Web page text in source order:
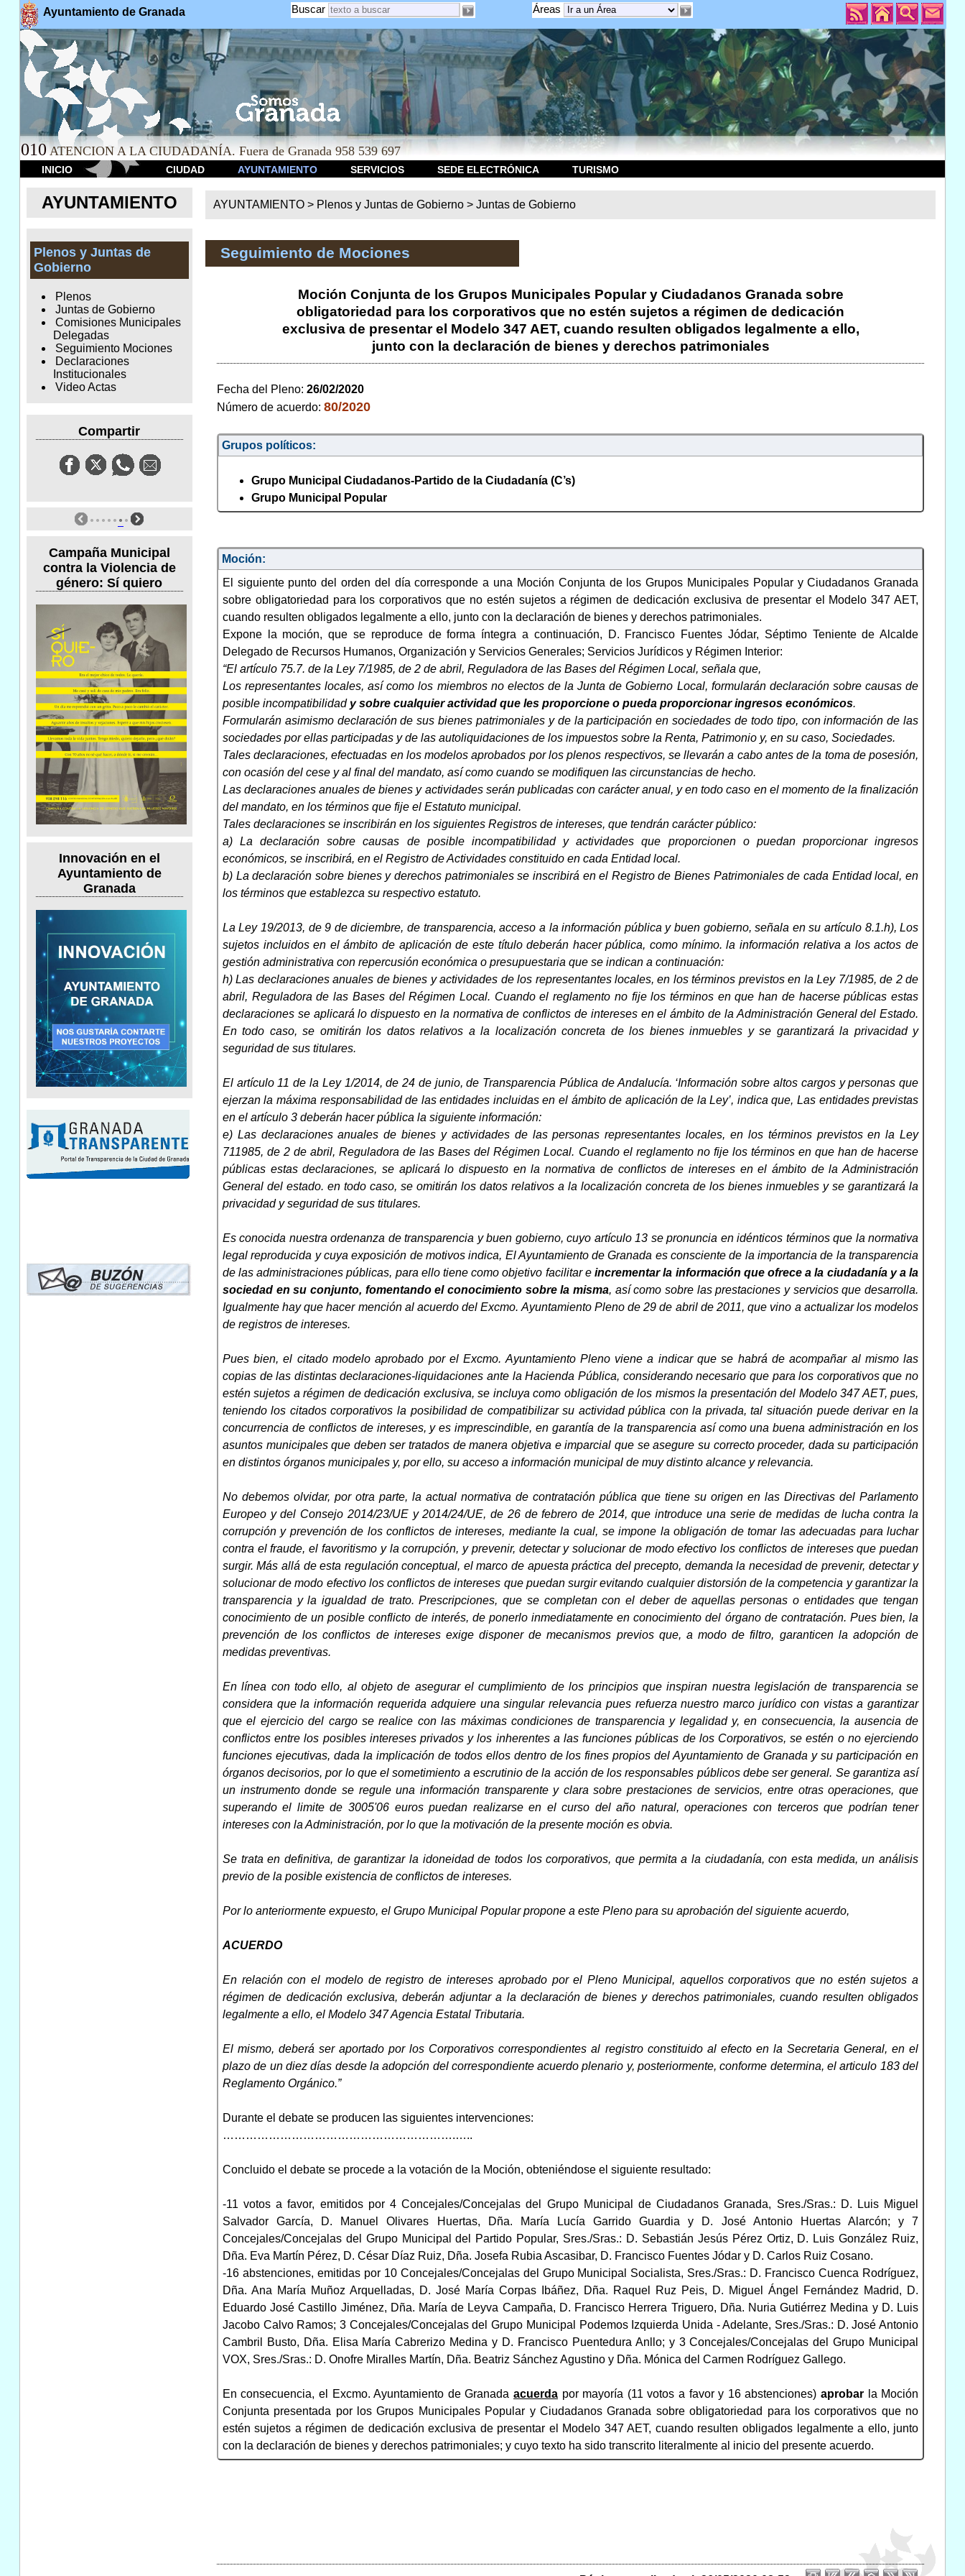
Ayuntamiento de Granada Áreas
Buscar
010 ATENCION A LA CIUDADANÍA. Fuera de Granada 958 539 697
INICIO CIUDAD AYUNTAMIENTO SERVICIOS SEDE ELECTRÓNICA TURISMO
AYUNTAMIENTO
Plenos y Juntas de
Gobierno
Plenos
Juntas de Gobierno
Comisiones Municipales
Delegadas
Seguimiento Mociones
Declaraciones
Institucionales
Video Actas
Compartir
Campaña Municipal
contra la Violencia de
género: Sí quiero
Innovación en el
Ayuntamiento de
Granada
AYUNTAMIENTO > Plenos y Juntas de Gobierno >Juntas de Gobierno
Seguimiento de Mociones
Moción Conjunta de los Grupos Municipales Popular y Ciudadanos Granada sobre
obligatoriedad para los corporativos que no estén sujetos a régimen de dedicación
exclusiva de presentar el Modelo 347 AET, cuando resulten obligados legalmente a ello,
junto con la declaración de bienes y derechos patrimoniales
Fecha del Pleno: 26/02/2020
Número de acuerdo: 80/2020
Grupos políticos:
Grupo Municipal Ciudadanos-Partido de la Ciudadanía (C’s)
Grupo Municipal Popular
Moción:
El siguiente punto del orden del día corresponde a una Moción Conjunta de los Grupos Municipales Popular y Ciudadanos Granada
sobre obligatoriedad para los corporativos que no estén sujetos a régimen de dedicación exclusiva de presentar el Modelo 347 AET,
cuando resulten obligados legalmente a ello, junto con la declaración de bienes y derechos patrimoniales.
Expone la moción, que se reproduce de forma íntegra a continuación, D. Francisco Fuentes Jódar, Séptimo Teniente de Alcalde
Delegado de Recursos Humanos, Organización y Servicios Generales; Servicios Jurídicos y Régimen Interior:
“El artículo 75.7. de la Ley 7/1985, de 2 de abril, Reguladora de las Bases del Régimen Local, señala que,
Los representantes locales, así como los miembros no electos de la Junta de Gobierno Local, formularán declaración sobre causas de
posible incompatibilidad y sobre cualquier actividad que les proporcione o pueda proporcionar ingresos económicos.
Formularán asimismo declaración de sus bienes patrimoniales y de la participación en sociedades de todo tipo, con información de las
sociedades por ellas participadas y de las autoliquidaciones de los impuestos sobre la Renta, Patrimonio y, en su caso, Sociedades.
Tales declaraciones, efectuadas en los modelos aprobados por los plenos respectivos, se llevarán a cabo antes de la toma de posesión,
con ocasión del cese y al final del mandato, así como cuando se modifiquen las circunstancias de hecho.
Las declaraciones anuales de bienes y actividades serán publicadas con carácter anual, y en todo caso en el momento de la finalización
del mandato, en los términos que fije el Estatuto municipal.
Tales declaraciones se inscribirán en los siguientes Registros de intereses, que tendrán carácter público:
a) La declaración sobre causas de posible incompatibilidad y actividades que proporcionen o puedan proporcionar ingresos
económicos, se inscribirá, en el Registro de Actividades constituido en cada Entidad local.
b) La declaración sobre bienes y derechos patrimoniales se inscribirá en el Registro de Bienes Patrimoniales de cada Entidad local, en
los términos que establezca su respectivo estatuto.
La Ley 19/2013, de 9 de diciembre, de transparencia, acceso a la información pública y buen gobierno, señala en su artículo 8.1.h), Los
sujetos incluidos en el ámbito de aplicación de este título deberán hacer pública, como mínimo. la información relativa a los actos de
gestión administrativa con repercusión económica o presupuestaria que se indican a continuación:
h) Las declaraciones anuales de bienes y actividades de los representantes locales, en los términos previstos en la Ley 7/1985, de 2 de
abril, Reguladora de las Bases del Régimen Local. Cuando el reglamento no fije los términos en que han de hacerse públicas estas
declaraciones se aplicará lo dispuesto en la normativa de conflictos de intereses en el ámbito de la Administración General del Estado.
En todo caso, se omitirán los datos relativos a la localización concreta de los bienes inmuebles y se garantizará la privacidad y
seguridad de sus titulares.
El artículo 11 de la Ley 1/2014, de 24 de junio, de Transparencia Pública de Andalucía. ‘Información sobre altos cargos y personas que
ejerzan la máxima responsabilidad de las entidades incluidas en el ámbito de aplicación de la Ley’, indica que, Las entidades previstas
en el artículo 3 deberán hacer pública la siguiente información:
e) Las declaraciones anuales de bienes y actividades de las personas representantes locales, en los términos previstos en la Ley
711985, de 2 de abril, Reguladora de las Bases del Régimen Local. Cuando el reglamento no fije los términos en que han de hacerse
públicas estas declaraciones, se aplicará lo dispuesto en la normativa de conflictos de intereses en el ámbito de la Administración
General del estado. en todo caso, se omitirán los datos relativos a la localización concreta de los bienes inmuebles y se garantizará la
privacidad y seguridad de sus titulares.
Es conocida nuestra ordenanza de transparencia y buen gobierno, cuyo artículo 13 se pronuncia en idénticos términos que la normativa
legal reproducida y cuya exposición de motivos indica, El Ayuntamiento de Granada es consciente de la importancia de la transparencia
de las administraciones públicas, para ello tiene como objetivo facilitar eincrementar la información que ofrece a la ciudadanía y a la
sociedad en su conjunto, fomentando el conocimiento sobre la misma, así como sobre las prestaciones y servicios que desarrolla.
Igualmente hay que hacer mención al acuerdo del Excmo. Ayuntamiento Pleno de 29 de abril de 2011, que vino a actualizar los modelos
de registros de intereses.
Pues bien, el citado modelo aprobado por el Excmo. Ayuntamiento Pleno viene a indicar que se habrá de acompañar al mismo las
copias de las distintas declaraciones-liquidaciones ante la Hacienda Pública, considerando necesario que para los corporativos que no
estén sujetos a régimen de dedicación exclusiva, se incluya como obligación de los mismos la presentación del Modelo 347 AET, pues,
teniendo los citados corporativos la posibilidad de compatibilizar su actividad pública con la privada, tal situación puede derivar en la
concurrencia de conflictos de intereses, y es imprescindible, en garantía de la transparencia así como una buena administración en los
asuntos municipales que deben ser tratados de manera objetiva e imparcial que se asegure su correcto proceder, dada su participación
en distintos órganos municipales y, por ello, su acceso a información municipal de muy distinto alcance y relevancia.
No debemos olvidar, por otra parte, la actual normativa de contratación pública que tiene su origen en las Directivas del Parlamento
Europeo y del Consejo 2014/23/UE y 2014/24/UE, de 26 de febrero de 2014, que introduce una serie de medidas de lucha contra la
corrupción y prevención de los conflictos de intereses, mediante la cual, se impone la obligación de tomar las adecuadas para luchar
contra el fraude, el favoritismo y la corrupción, y prevenir, detectar y solucionar de modo efectivo los conflictos de intereses que puedan
surgir. Más allá de esta regulación conceptual, el marco de apuesta práctica del precepto, demanda la necesidad de prevenir, detectar y
solucionar de modo efectivo los conflictos de intereses que puedan surgir evitando cualquier distorsión de la competencia y garantizar la
transparencia y la igualdad de trato. Prescripciones, que se completan con el deber de aquellas personas o entidades que tengan
conocimiento de un posible conflicto de interés, de ponerlo inmediatamente en conocimiento del órgano de contratación. Pues bien, la
prevención de los conflictos de intereses exige disponer de mecanismos previos que, a modo de filtro, garanticen la adopción de
medidas preventivas.
En línea con todo ello, al objeto de asegurar el cumplimiento de los principios que inspiran nuestra legislación de transparencia se
considera que la información requerida adquiere una singular relevancia pues refuerza nuestro marco jurídico con vistas a garantizar
que el ejercicio del cargo se realice con las máximas condiciones de transparencia y legalidad y, en consecuencia, la ausencia de
conflictos entre los posibles intereses privados y los inherentes a las funciones públicas de los Corporativos, se estén o no ejerciendo
funciones ejecutivas, dada la implicación de todos ellos dentro de los fines propios del Ayuntamiento de Granada y su participación en
órganos decisorios, por lo que el sometimiento a escrutinio de la acción de los responsables públicos debe ser general. Se garantiza así
un instrumento donde se regule una información transparente y clara sobre prestaciones de servicios, entre otras operaciones, que
superando el limite de 3005'06 euros puedan realizarse en el curso del año natural, operaciones con terceros que podrían tener
intereses con la Administración, por lo que la motivación de la presente moción es obvia.
Se trata en definitiva, de garantizar la idoneidad de todos los corporativos, que permita a la ciudadanía, con esta medida, un análisis
previo de la posible existencia de conflictos de intereses.
Por lo anteriormente expuesto, el Grupo Municipal Popular propone a este Pleno para su aprobación del siguiente acuerdo,
ACUERDO
En relación con el modelo de registro de intereses aprobado por el Pleno Municipal, aquellos corporativos que no estén sujetos a
régimen de dedicación exclusiva, deberán adjuntar a la declaración de bienes y derechos patrimoniales, cuando resulten obligados
legalmente a ello, el Modelo 347 Agencia Estatal Tributaria.
El mismo, deberá ser aportado por los Corporativos correspondientes al registro constituido al efecto en la Secretaria General, en el
plazo de un diez días desde la adopción del correspondiente acuerdo plenario y, posteriormente, conforme determina, el articulo 183 del
Reglamento Orgánico.”
Durante el debate se producen las siguientes intervenciones:
…………………………………………………….…..
Concluido el debate se procede a la votación de la Moción, obteniéndose el siguiente resultado:
-11 votos a favor, emitidos por 4 Concejales/Concejalas del Grupo Municipal de Ciudadanos Granada, Sres./Sras.: D. Luis Miguel
Salvador García, D. Manuel Olivares Huertas, Dña. María Lucía Garrido Guardia y D. José Antonio Huertas Alarcón; y 7
Concejales/Concejalas del Grupo Municipal del Partido Popular, Sres./Sras.: D. Sebastián Jesús Pérez Ortiz, D. Luis González Ruiz,
Dña. Eva Martín Pérez, D. César Díaz Ruiz, Dña. Josefa Rubia Ascasibar, D. Francisco Fuentes Jódar y D. Carlos Ruiz Cosano.
-16 abstenciones, emitidas por 10 Concejales/Concejalas del Grupo Municipal Socialista, Sres./Sras.: D. Francisco Cuenca Rodríguez,
Dña. Ana María Muñoz Arquelladas, D. José María Corpas Ibáñez, Dña. Raquel Ruz Peis, D. Miguel Ángel Fernández Madrid, D.
Eduardo José Castillo Jiménez, Dña. María de Leyva Campaña, D. Francisco Herrera Triguero, Dña. Nuria Gutiérrez Medina y D. Luis
Jacobo Calvo Ramos; 3 Concejales/Concejalas del Grupo Municipal Podemos Izquierda Unida - Adelante, Sres./Sras.: D. José Antonio
Cambril Busto, Dña. Elisa María Cabrerizo Medina y D. Francisco Puentedura Anllo; y 3 Concejales/Concejalas del Grupo Municipal
VOX, Sres./Sras.: D. Onofre Miralles Martín, Dña. Beatriz Sánchez Agustino y Dña. Mónica del Carmen Rodríguez Gallego.
En consecuencia, el Excmo. Ayuntamiento de Granadaacuerda por mayoría (11 votos a favor y 16 abstenciones) aprobarla Moción
Conjunta presentada por los Grupos Municipales Popular y Ciudadanos Granada sobre obligatoriedad para los corporativos que no
estén sujetos a régimen de dedicación exclusiva de presentar el Modelo 347 AET, cuando resulten obligados legalmente a ello, junto
con la declaración de bienes y derechos patrimoniales; y cuyo texto ha sido transcrito literalmente al inicio del presente acuerdo.